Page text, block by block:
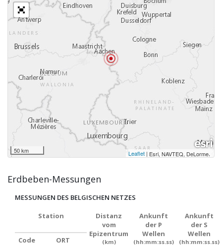
50 km Leaflet | Esri, NAVTEQ, DeLorme,
Erdbeben-Messungen
MESSUNGEN DES BELGISCHEN NETZES
Station
Distanz
vom
Epizentrum
(km)
Ankunft
der P
Wellen
(hh:mm:ss.ss)
Ankunft
der S
Wellen
(hh:mm:ss.ss)
Code ORT